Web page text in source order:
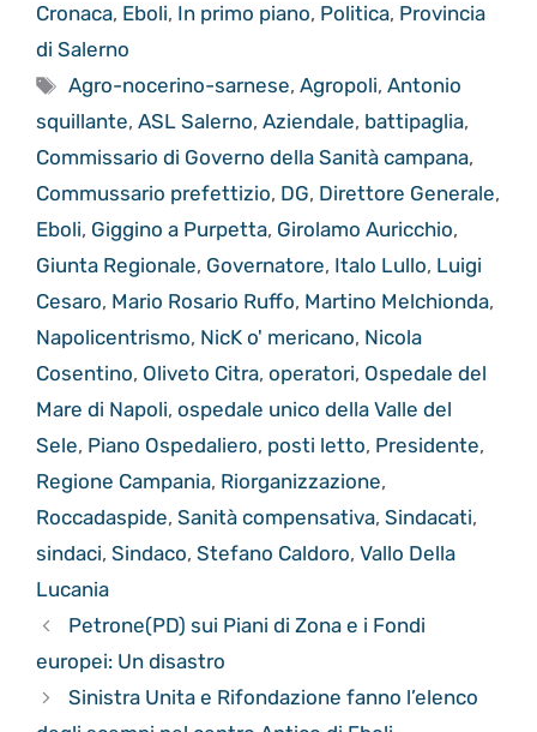
Cronaca, Eboli, In primo piano, Politica, Provincia
di Salerno
Tag
Agro-nocerino-sarnese,Agropoli,Antonio
squillante, ASL Salerno, Aziendale, battipaglia,
Commissario di Governo della Sanità campana,
Commussario prefettizio, DG, Direttore Generale,
Eboli, Giggino a Purpetta, Girolamo Auricchio,
Giunta Regionale, Governatore, Italo Lullo, Luigi
Cesaro, Mario Rosario Ruffo, Martino Melchionda,
Napolicentrismo, NicK o' mericano, Nicola
Cosentino, Oliveto Citra, operatori, Ospedale del
Mare di Napoli, ospedale unico della Valle del
Sele, Piano Ospedaliero, posti letto, Presidente,
Regione Campania, Riorganizzazione,
Roccadaspide, Sanità compensativa, Sindacati,
sindaci, Sindaco, Stefano Caldoro, Vallo Della
Lucania
Petrone(PD) sui Piani di Zona e i Fondi
europei: Un disastro
Sinistra Unita e Rifondazione fanno l’elenco